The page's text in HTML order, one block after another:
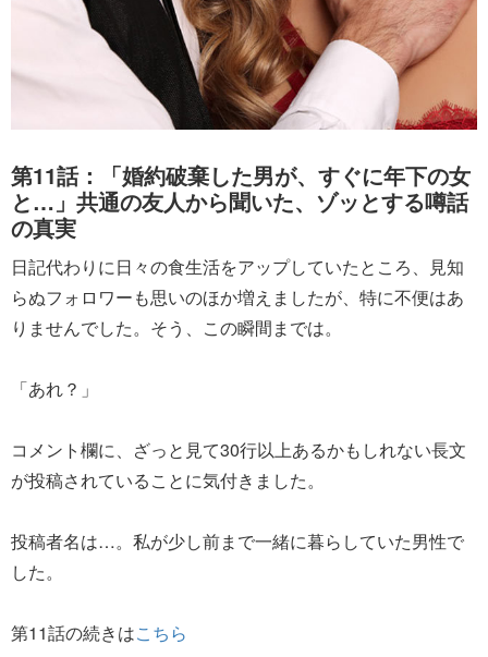
第11話：「婚約破棄した男が、すぐに年下の女
と…」共通の友人から聞いた、ゾッとする噂話
の真実
日記代わりに日々の食生活をアップしていたところ、見知
らぬフォロワーも思いのほか増えましたが、特に不便はあ
りませんでした。そう、この瞬間までは。
「あれ？」
コメント欄に、ざっと見て30行以上あるかもしれない長文
が投稿されていることに気付きました。
投稿者名は…。私が少し前まで一緒に暮らしていた男性で
した。
第11話の続きはこちら